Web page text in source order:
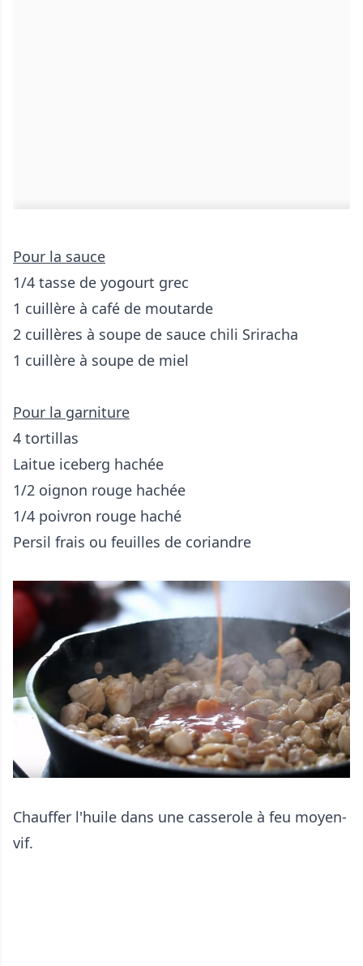
Pour la sauce
1/4 tasse de yogourt grec
1 cuillère à café de moutarde
2 cuillères à soupe de sauce chili Sriracha
1 cuillère à soupe de miel
Pour la garniture
4 tortillas
Laitue iceberg hachée
1/2 oignon rouge hachée
1/4 poivron rouge haché
Persil frais ou feuilles de coriandre
Chauffer l'huile dans une casserole à feu moyen-
vif.